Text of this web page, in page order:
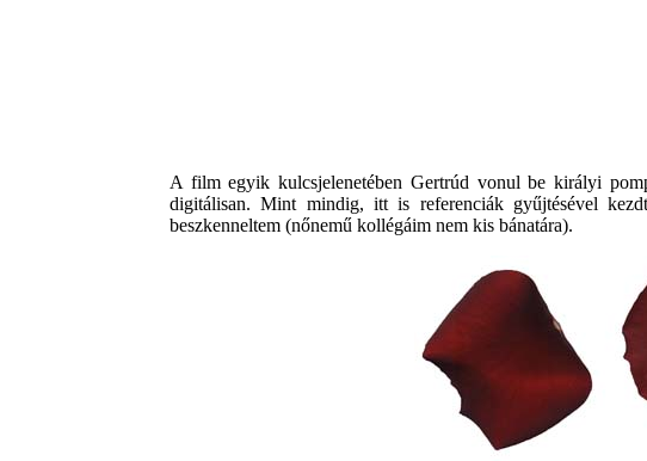
A film egyik kulcsjelenetében Gertrúd vonul be királyi
digitálisan. Mint mindig, itt is referenciák gyűjtésével
beszkenneltem (nőnemű kollégáim nem kis bánatára).